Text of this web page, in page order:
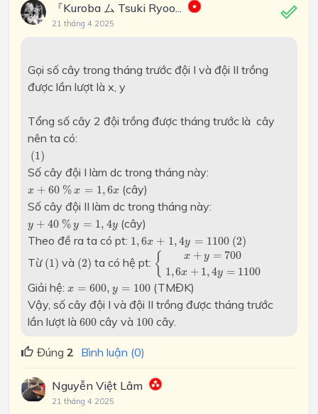
『Kuroba ム Tsuki Ryoo...
21 tháng 4 2025
Gọi số cây trong tháng trước đội I và đội II trồng
được lần lượt là x, y
Tổng số cây 2 đội trồng được tháng trước là cây
nên ta có:
(1)
(1 )
Số cây đội I làm dc trong tháng này:
x + 60 % x = 1,6x
60%x x
(cây)
Số cây đội II làm dc trong tháng này:
y + 40 % y = 1, 4y
+40%y y
(cây)
Theo đề ra ta có pt: 1,6x + 1,4y = 1100
1 6x 1 ,4 y=1100 (2)
(2)
Từ (1)
(1 ) và (2)
(2) ta có hệ pt: { x + y = 700
1 ,6x + 1 , 4y = 1100
{x +y =700 1,6 x+1,4
Giải hệ: x = 600, y = 100
x 600,y =100
(TMĐK)
Vậy, số cây đội I và đội II trồng được tháng trước
lần lượt là 600
600cây và 100
100cây.
Đúng 2 Bình luận (0)
Nguyễn Việt Lâm
21 tháng 4 2025